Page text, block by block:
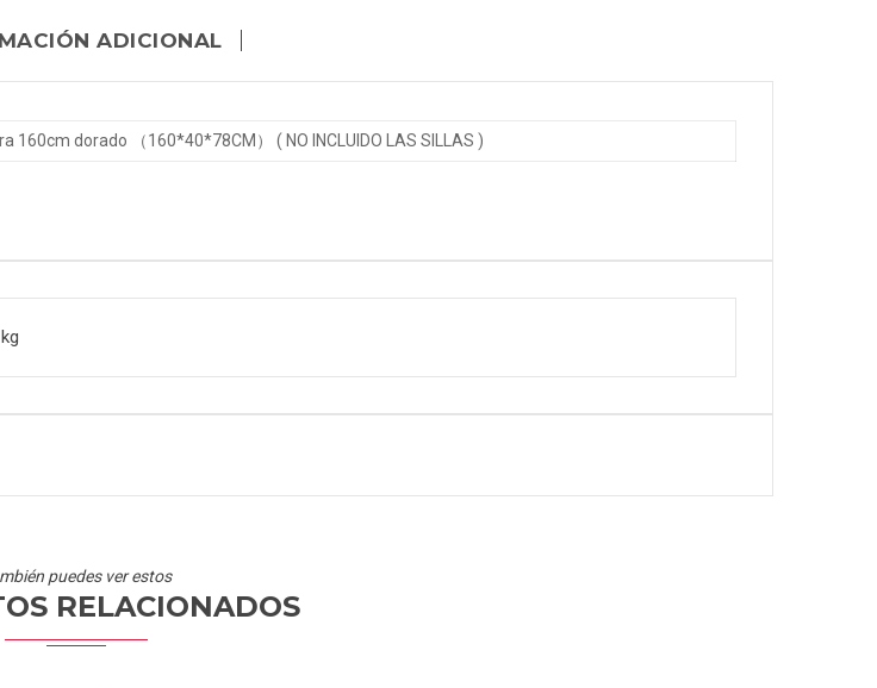
ADICIONAL
Mesa manicura con aspiradora 160cm dorado （160*40*78CM） ( NO INCLUIDO LAS SILLAS )
puedes ver estos
RELACIONADOS